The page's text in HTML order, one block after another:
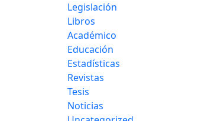
Legislación
Libros
Académico
Educación
Estadísticas
Revistas
Tesis
Noticias